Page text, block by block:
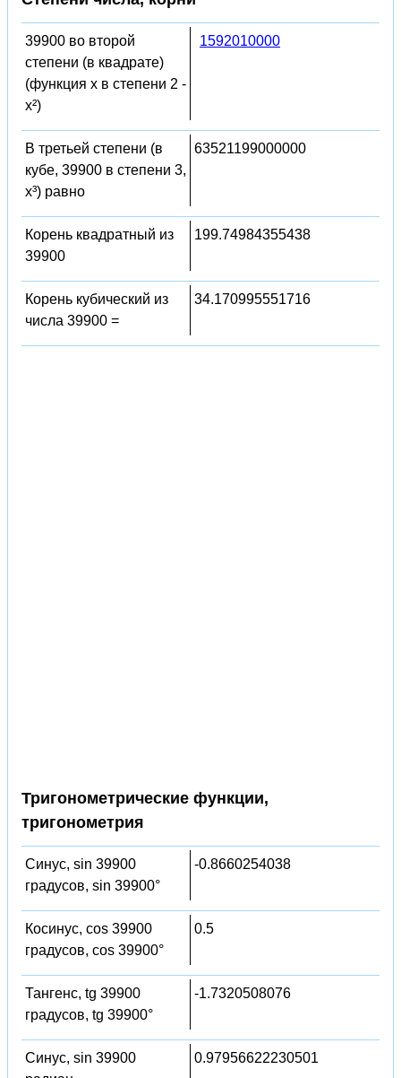
39900 во второй
степени (в квадрате)
(функция x в степени 2 -
x²)
1592010000
В третьей степени (в
кубе, 39900 в степени 3,
x³) равно
63521199000000
Корень квадратный из
39900
199.74984355438
Корень кубический из
числа 39900 =
34.170995551716
Тригонометрические функции,
тригонометрия
Синус, sin 39900
градусов, sin 39900°
-0.8660254038
Косинус, cos 39900
градусов, cos 39900°
0.5
Тангенс, tg 39900
градусов, tg 39900°
-1.7320508076
Синус, sin 39900
0.97956622230501